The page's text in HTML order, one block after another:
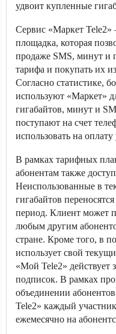
удвоит купленные
Сервис «Маркет Tele2»
площадка, которая
продаже SMS, минут и
тарифа и покупать их
Согласно статистике,
используют «Маркет»
гигабайтов, минут и
поступают на счет
использовать на оплату
В рамках тарифных
абонентам также
Неиспользованные в
гигабайтов
период. Клиент может
любым другим
стране. Кроме того, в
использует свой
«Мой Tele2» действует
подписок. В рамках
объединении
Tele2» каждый
ежемесячно на